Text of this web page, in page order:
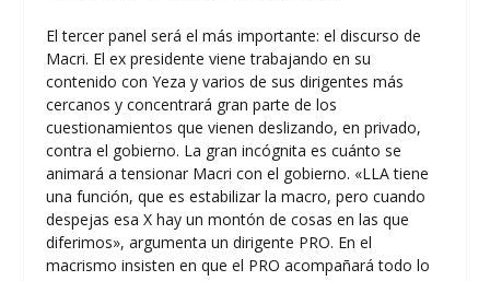
El tercer panel será el más importante: el discurso de
Macri. El ex presidente viene trabajando en su
contenido con Yeza y varios de sus dirigentes más
cercanos y concentrará gran parte de los
cuestionamientos que vienen deslizando, en privado,
contra el gobierno. La gran incógnita es cuánto se
animará a tensionar Macri con el gobierno. «LLA tiene
una función, que es estabilizar la macro, pero cuando
despejas esa X hay un montón de cosas en las que
diferimos», argumenta un dirigente PRO. En el
macrismo insisten en que el PRO acompañará todo lo